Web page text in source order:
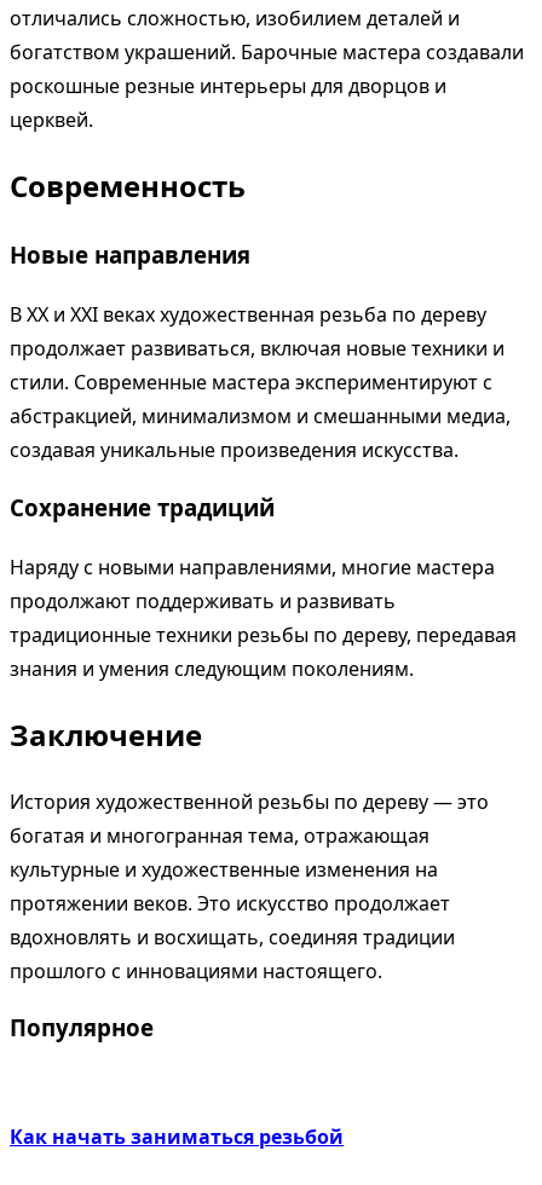
отличались сложностью, изобилием деталей и
богатством украшений. Барочные мастера создавали
роскошные резные интерьеры для дворцов и
церквей.
Современность
Новые направления
В XX и XXI веках художественная резьба по дереву
продолжает развиваться, включая новые техники и
стили. Современные мастера экспериментируют с
абстракцией, минимализмом и смешанными медиа,
создавая уникальные произведения искусства.
Сохранение традиций
Наряду с новыми направлениями, многие мастера
продолжают поддерживать и развивать
традиционные техники резьбы по дереву, передавая
знания и умения следующим поколениям.
Заключение
История художественной резьбы по дереву — это
богатая и многогранная тема, отражающая
культурные и художественные изменения на
протяжении веков. Это искусство продолжает
вдохновлять и восхищать, соединяя традиции
прошлого с инновациями настоящего.
Популярное
Как начать заниматься резьбой